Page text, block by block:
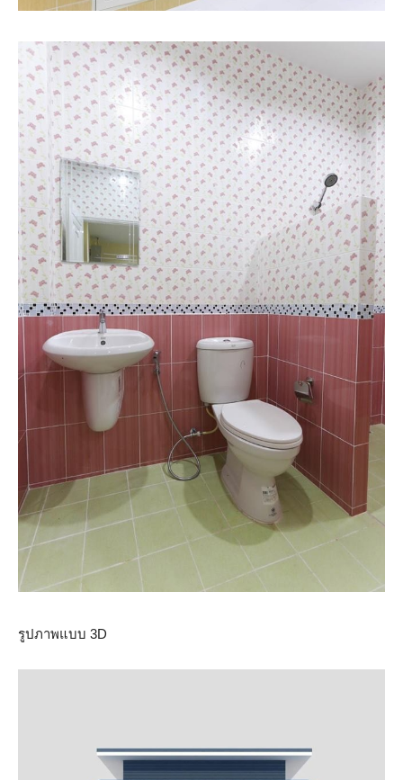
รูปภาพแบบ 3D